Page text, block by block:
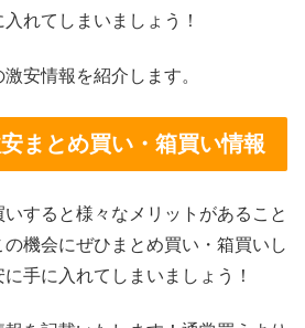
れてしまいましょう！
安情報を紹介します。
まとめ買い・箱買い情報
すると様々なメリットがあること
機会にぜひまとめ買い・箱買いし
手に入れてしまいましょう！